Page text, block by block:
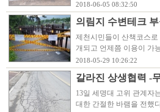
2018-06-05 08:32:50
의림지 수변테크
제천시민들이 산책코스
개되고 언제쯤 이용이 가
2018-05-29 10:26:22
갈라진 상생협력 -
13일 세명대 고위 관계자
대한 간절한 바램을 전했